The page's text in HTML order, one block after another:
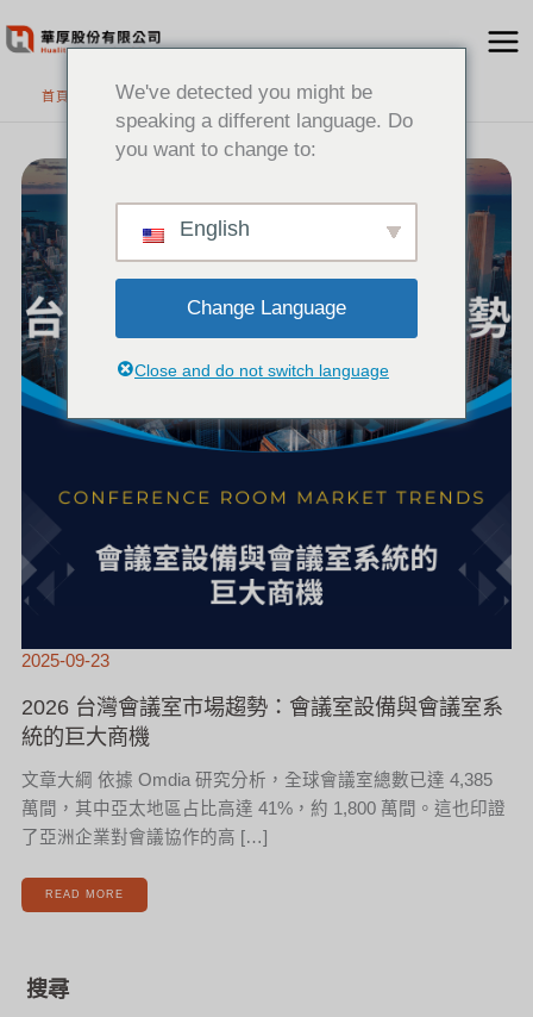
至
首頁
2025-09-23
2026 台灣會議室市場趨勢：會議室設備與會議室系
統的巨大商機
文章大綱 依據 Omdia 研究分析，全球會議室總數已達 4,385
萬間，其中亞太地區占比高達 41%，約 1,800 萬間。這也印證
了亞洲企業對會議協作的高 […]
台
灣
會
議
場
勢：
會
議
室
設
備
與
會
議
室
系
統
的
巨
大
商
機
READ MORE
搜尋
We've detected you might be
speaking a different language. Do
you want to change to:
English
Change Language
Close and do not switch language